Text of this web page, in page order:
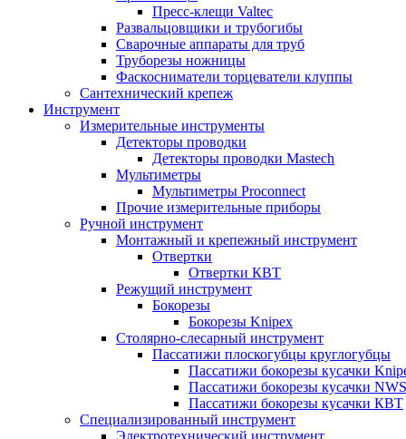
Пресс-клещи Valtec
Развальцовщики и трубогибы
Сварочные аппараты для труб
Труборезы ножницы
Фаскосниматели торцеватели клуппы
Сантехнический крепеж
Инструмент
Измерительные инструменты
Детекторы проводки
Детекторы проводки Mastech
Мультиметры
Мультиметры Proconnect
Прочие измерительные приборы
Ручной инструмент
Монтажный и крепежный инструмент
Отвертки
Отвертки КВТ
Режущий инструмент
Бокорезы
Бокорезы Knipex
Столярно-слесарный инструмент
Пассатижи плоскогубцы круглогубцы
Пассатижи бокорезы кусачки
Пассатижи бокорезы кусачки NWS
Пассатижи бокорезы кусачки КВТ
Специализированный инструмент